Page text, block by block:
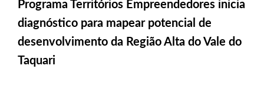
Programa Territórios Empreendedores inicia
diagnóstico para mapear potencial de
desenvolvimento da Região Alta do Vale do
Taquari